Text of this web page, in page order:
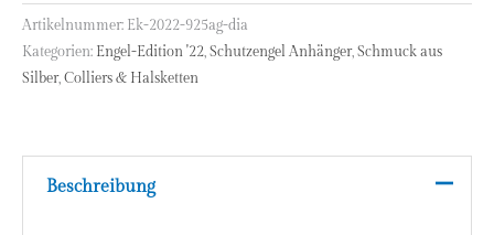
Artikelnummer: Ek-2022-925ag-dia
Kategorien: Engel-Edition '22,Schutzengel Anhänger,Schmuck aus
Silber,Colliers & Halsketten
Beschreibung